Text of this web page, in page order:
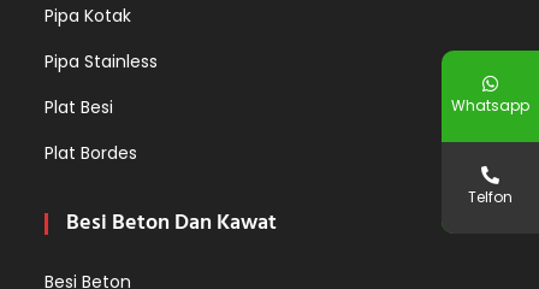
Pipa Kotak
Pipa Stainless
Plat Besi
Plat Bordes
Besi Beton Dan Kawat
Besi Beton
Whatsapp
Telfon